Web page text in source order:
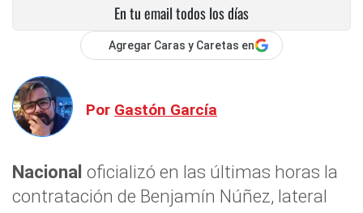
En tu email todos los días
Agregar Caras y Caretas en
Por Gastón García
Nacional oficializó en las últimas horas la
contratación de Benjamín Núñez, lateral